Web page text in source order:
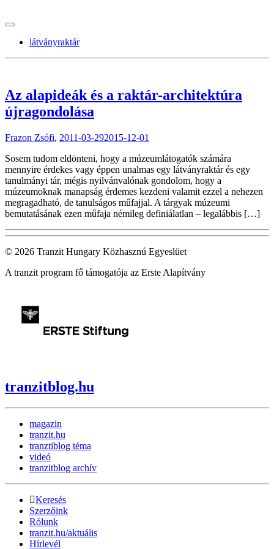
látványraktár
Az alapideák és a raktár-architektúra
újragondolása
Frazon Zsófi, 2011-03-292015-12-01
Sosem tudom eldönteni, hogy a múzeumlátogatók számára
mennyire érdekes vagy éppen unalmas egy látványraktár és egy
tanulmányi tár, mégis nyilvánvalónak gondolom, hogy a
múzeumoknak manapság érdemes kezdeni valamit ezzel a nehezen
megragadható, de tanulságos műfajjal. A tárgyak múzeumi
bemutatásának ezen műfaja némileg definiálatlan – legalábbis […]
© 2026 Tranzit Hungary Közhasznú Egyeslüet
A tranzit program fő támogatója az Erste Alapítvány
tranzitblog.hu
magazin
tranzit.hu
tranztiblog téma
videó
tranzitblog archív
Keresés
Szerzőink
Rólunk
tranzit.hu/aktuális
Hírlevél